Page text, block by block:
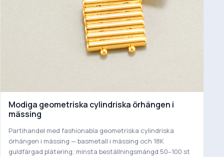
Modiga geometriska cylindriska örhängen i
mässing
Partihandel med fashionabla geometriska cylindriska
örhängen i mässing — basmetall i mässing och 18K
guldfärgad plätering; minsta beställningsmängd 50–100 st